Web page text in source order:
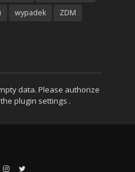
wypadek
ZDM
data. Please authorize
plugin settings .